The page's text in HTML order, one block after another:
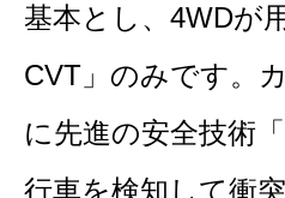
基本とし、4WDが
CVT」のみです。
に先進の安全技術
行車を検知して衝